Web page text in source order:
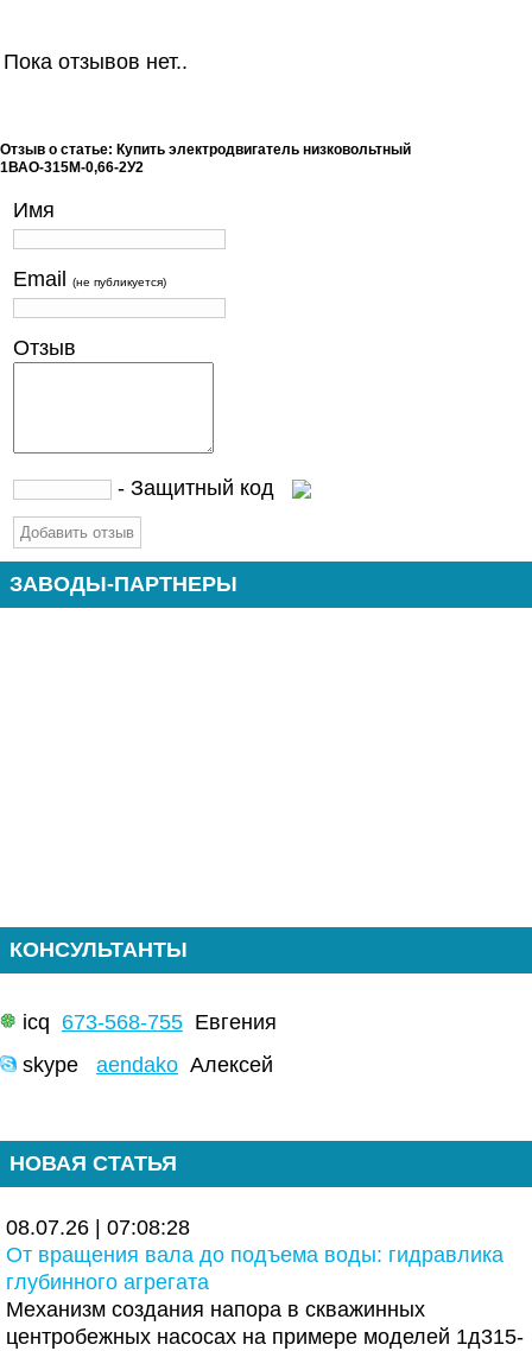
Пока отзывов нет..
Отзыв о статье: Купить электродвигатель низковольтный
1ВАО-315М-0,66-2У2
Имя
Email (не публикуется)
Отзыв
- Защитный код
ЗАВОДЫ-ПАРТНЕРЫ
КОНСУЛЬТАНТЫ
icq 673-568-755 Евгения
skype aendako Алексей
НОВАЯ СТАТЬЯ
08.07.26 | 07:08:28
От вращения вала до подъема воды: гидравлика
глубинного агрегата
Механизм создания напора в скважинных
центробежных насосах на примере моделей 1д315-